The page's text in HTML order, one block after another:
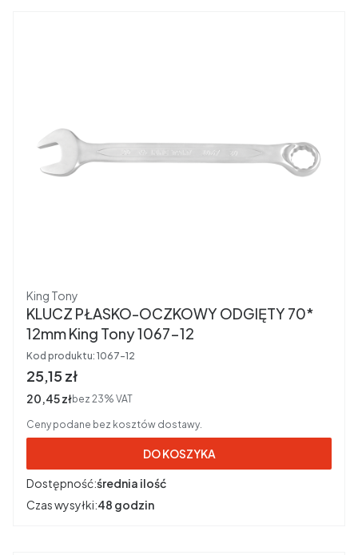
Producent
King Tony
KLUCZ PŁASKO-OCZKOWY ODGIĘTY 70*
12mm King Tony 1067-12
Kod produktu: 1067-12
Cena brutto
25,15 zł
Cena netto
20,45 złbez 23% VAT
Ceny podane bez kosztów dostawy.
DO KOSZYKA
Dostępność:średnia ilość
Czas wysyłki:48 godzin